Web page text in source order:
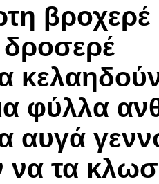
βροχερέ
δροσερέ
φύλλα
αυγά
να τα